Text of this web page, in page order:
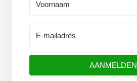
AANMELDEN